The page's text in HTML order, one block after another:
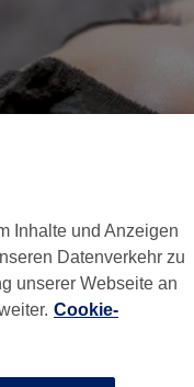
Inhalte und Anzeigen
Datenverkehr zu
unserer Webseite an
Cookie-